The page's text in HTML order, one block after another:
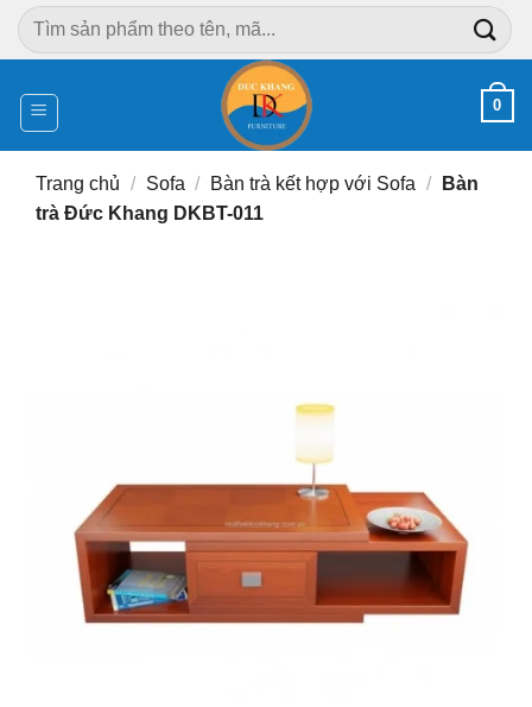
Chuyển
đến
dung
Tìm
kiếm:
0
Trang chủ / Sofa / Bàn trà kết hợp với Sofa /
Bàn
trà Đức Khang DKBT-011